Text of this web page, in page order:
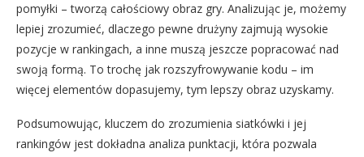
pomyłki – tworzą całościowy obraz gry. Analizując je, możemy
lepiej zrozumieć, dlaczego pewne drużyny zajmują wysokie
pozycje w rankingach, a inne muszą jeszcze popracować nad
swoją formą. To trochę jak rozszyfrowywanie kodu – im
więcej elementów dopasujemy, tym lepszy obraz uzyskamy.
Podsumowując, kluczem do zrozumienia siatkówki i jej
rankingów jest dokładna analiza punktacji, która pozwala